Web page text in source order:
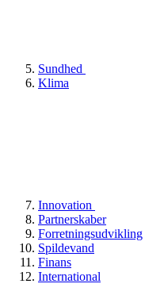
Sundhed
Klima
Innovation
Partnerskaber
Forretningsudvikling
Spildevand
Finans
International